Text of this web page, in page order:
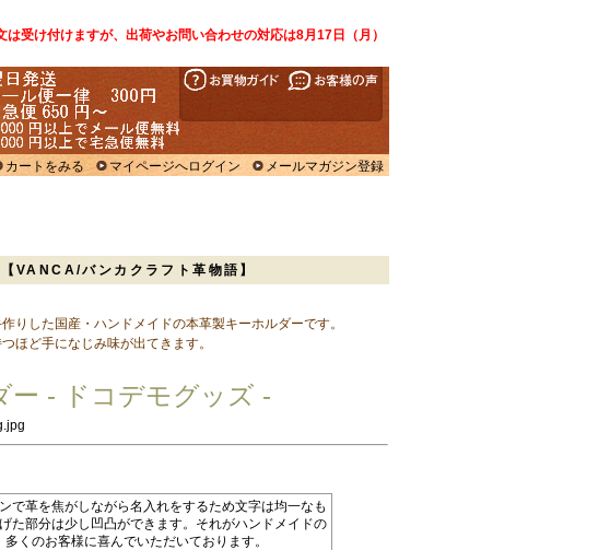
受け付けますが、出荷やお問い合わせの対応は8月17日（月）
カートをみる マイページへログイン メールマガジン登録
VANCA/バンカクラフト革物語】
りした国産・ハンドメイドの本革製キーホルダーです。
ほど手になじみ味が出てきます。
ー - ドコデモグッズ -
で革を焦がしながら名入れをするため文字は均一なも
た部分は少し凹凸ができます。それがハンドメイドの
多くのお客様に喜んでいただいております。